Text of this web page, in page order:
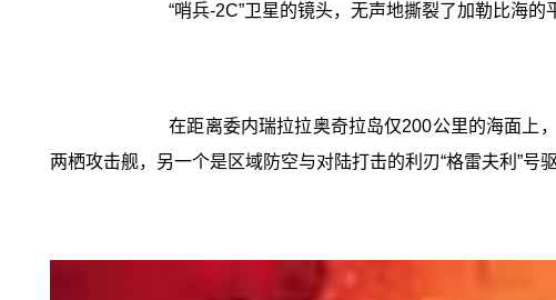
“哨兵-2C”卫星的镜头，无声地撕裂了加勒比海的
在距离委内瑞拉拉奥奇拉岛仅200公里的海面上
两栖攻击舰，另一个是区域防空与对陆打击的利刃“格雷夫利”号驱